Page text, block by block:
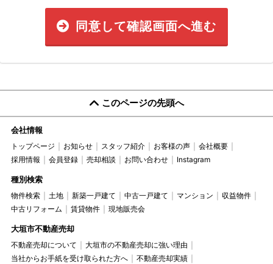
同意して確認画面へ進む
このページの先頭へ
会社情報
トップページ お知らせ スタッフ紹介 お客様の声
会社概要
採用情報
会員登録 売却相談 お問い合わせ Instagram
種別検索
物件検索 土地 新築一戸建て 中古一戸建て マンション
収益物件
中古リフォーム
賃貸物件 現地販売会
大垣市不動産売却
不動産売却について
大垣市の不動産売却に強い理由
当社からお手紙を受け取られた方へ
不動産売却実績